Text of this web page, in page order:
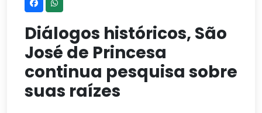
Diálogos históricos, São
José de Princesa
continua pesquisa sobre
suas raízes